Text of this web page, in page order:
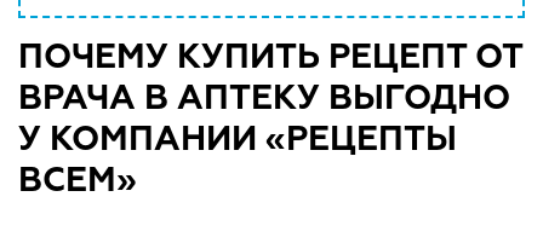
ПОЧЕМУ КУПИТЬ РЕЦЕПТ ОТ
ВРАЧА В АПТЕКУ ВЫГОДНО
У КОМПАНИИ «РЕЦЕПТЫ
ВСЕМ»